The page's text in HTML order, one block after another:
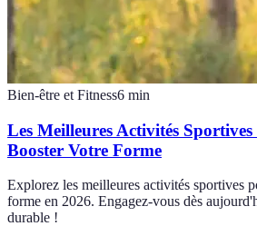
Bien-être et Fitness6 min
Les Meilleures Activités
Booster Votre Forme
Explorez les meilleures activités sportives
forme en 2026. Engagez-vous dès
durable !